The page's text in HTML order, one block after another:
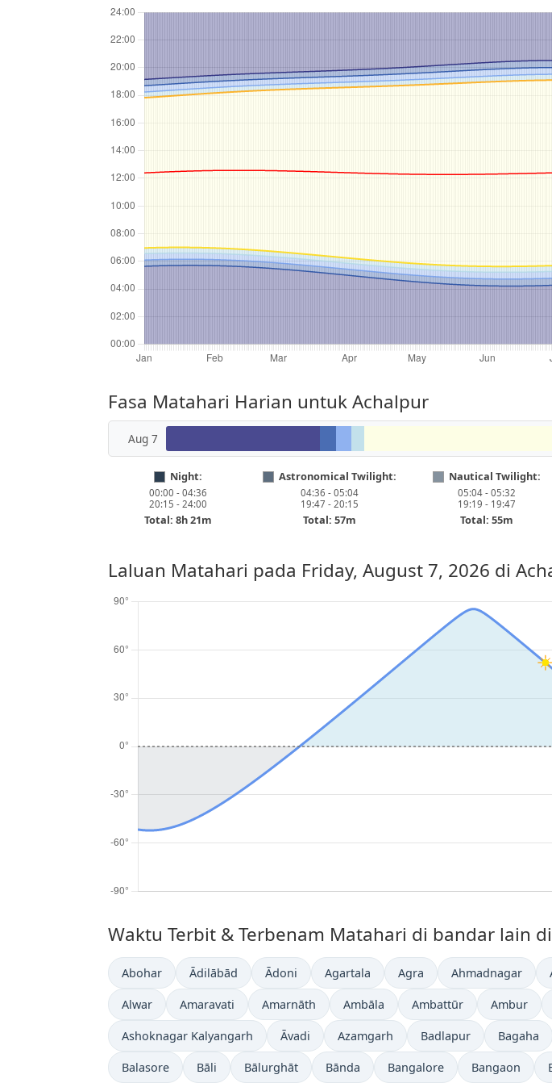
Fasa Matahari Harian untuk Achalpur
Aug 7
Night:
00:00 - 04:36
20:15 - 24:00
Total: 8h 21m
Astronomical Twilight:
04:36 - 05:04
19:47 - 20:15
Total: 57m
Nautical Twilight:
05:04 - 05:32
19:19 - 19:47
Total: 55m
Laluan Matahari pada Friday, August 7, 2026 di
Waktu Terbit & Terbenam Matahari di bandar lain
Abohar Ādilābād Ādoni Agartala Agra Ahmadnagar
Alwar Amaravati Amarnāth Ambāla Ambattūr Ambur
Ashoknagar Kalyangarh Āvadi Azamgarh Badlapur Bagaha
Balasore Bāli Bālurghāt Bānda Bangalore Bangaon